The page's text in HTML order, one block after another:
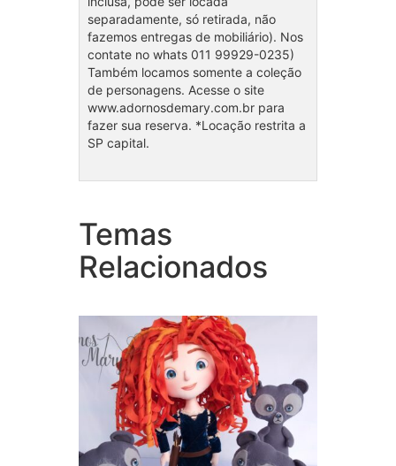
separadamente, só retirada, não
fazemos entregas de mobiliário). Nos
contate no whats 011 99929-0235)
Também locamos somente a coleção
de personagens. Acesse o site
www.adornosdemary.com.br para
fazer sua reserva. *Locação restrita a
SP capital.
Temas
Relacionados
Coleção Valente